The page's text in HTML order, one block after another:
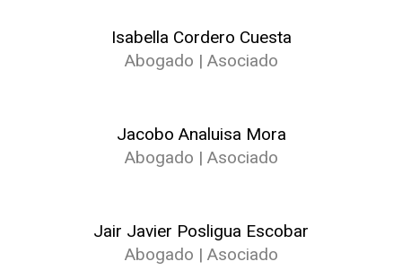
Isabella Cordero Cuesta
Abogado | Asociado
Jacobo Analuisa Mora
Abogado | Asociado
Jair Javier Posligua Escobar
Abogado | Asociado